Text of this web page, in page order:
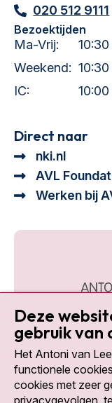
020 512 9111
Bezoektijden
Ma-Vrij:
Weekend:
IC:
Direct naar
nki.nl
AVL
Werken bij
Social
Deze
gebruik van
Het Antoni van
functionele
cookies met zeer
privacygevolgen,